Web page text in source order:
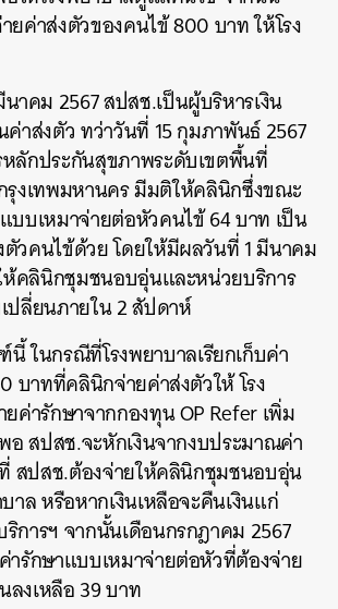
ยค่าส่งตัวของคนไข้ 800 บาท ให้โรง
าคม 2567 สปสช.เป็นผู้บริหารเงิน
าส่งตัว ทว่าวันที่ 15 กุมภาพันธ์ 2567
ลักประกันสุขภาพระดับเขตพื้นที่
รุงเทพมหานคร มีมติให้คลินิกซึ่งขณะ
บบเหมาจ่ายต่อหัวคนไข้ 64 บาท เป็น
วคนไข้ด้วย โดยให้มีผลวันที่ 1 มีนาคม
ห้คลินิกชุมชนอบอุ่นและหน่วยบริการ
ลี่ยนภายใน 2 สัปดาห์
ในกรณีที่โรงพยาบาลเรียกเก็บค่า
บาทที่คลินิกจ่ายค่าส่งตัวให้ โรง
ค่ารักษาจากกองทุน OP Refer เพิ่ม
อ สปสช.จะหักเงินจากงบประมาณค่า
สปสช.ต้องจ่ายให้คลินิกชุมชนอบอุ่น
าล หรือหากเงินเหลือจะคืนเงินแก่
การฯ จากนั้นเดือนกรกฎาคม 2567
รักษาแบบเหมาจ่ายต่อหัวที่ต้องจ่าย
งเหลือ 39 บาท